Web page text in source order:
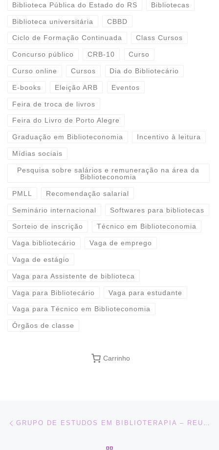
Biblioteca Pública do Estado do RS Bibliotecas
Biblioteca universitária CBBD
Ciclo de Formação Continuada Class Cursos
Concurso público CRB-10 Curso
Curso online Cursos Dia do Bibliotecário
E-books Eleição ARB Eventos
Feira de troca de livros
Feira do Livro de Porto Alegre
Graduação em Biblioteconomia Incentivo à leitura
Mídias sociais
Pesquisa sobre salários e remuneração na área da
Biblioteconomia
PMLL Recomendação salarial
Seminário internacional Softwares para bibliotecas
Sorteio de inscrição Técnico em Biblioteconomia
Vaga bibliotecário Vaga de emprego
Vaga de estágio
Vaga para Assistente de biblioteca
Vaga para Bibliotecário Vaga para estudante
Vaga para Técnico em Biblioteconomia
Órgãos de classe
Carrinho
Navegação do post GRUPO DE ESTUDOS EM BIBLIOTERAPIA – REUNIÃO DE NOVEMBRO